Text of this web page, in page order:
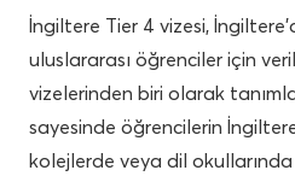
İngiltere Tier 4 vizesi,
uluslararası öğrenciler için
vizelerinden biri olarak
sayesinde öğrencilerin
kolejlerde veya dil